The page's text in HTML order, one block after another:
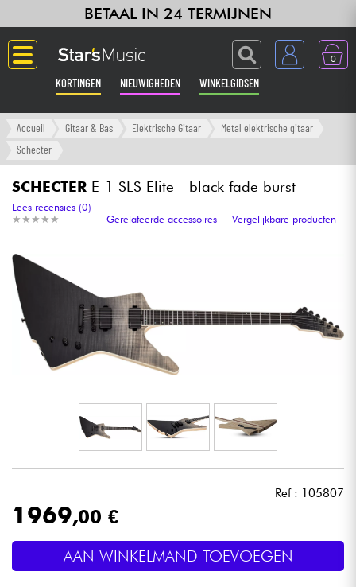
BETAAL IN 24 TERMIJNEN
0
KORTINGEN NIEUWIGHEDEN WINKELGIDSEN
Langue
Versterker & Effecten
Synths & samplers
Home-studio
Hoofdtelefoon
Microfoon
Licht
Accueil Gitaar & Bas Elektrische Gitaar
Metal elektrische gitaar
Schecter
SCHECTER E-1 SLS Elite - black fade burst
★ ★ ★ ★ ★
★ ★ ★ ★ ★
Lees recensies (0)
Gerelateerde accessoires
Vergelijkbare producten
Ref : 105807
1969,00 €
AAN WINKELMAND TOEVOEGEN